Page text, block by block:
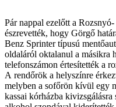
Pár nappal ezelőtt a
észrevették, hogy Görgő
Benz Sprinter típusú
oldaláról oktalanul a másikra
telefonszámon értesítették a
A rendőrök a helyszínre
melyben a sofőrön kívül egy
kassai kórházba